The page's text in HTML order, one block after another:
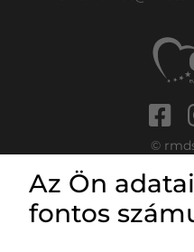
©
Az Ön
fontos